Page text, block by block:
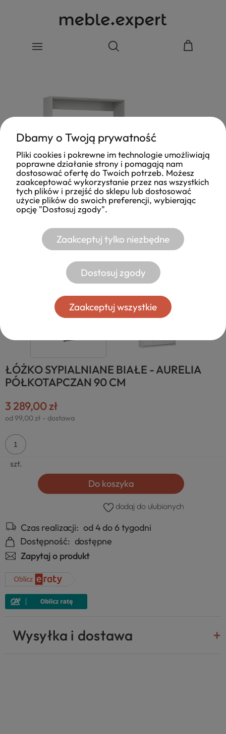
ŁÓŻKO SYPIALNIANE BIAŁE - AURELIA
PÓŁKOTAPCZAN 90 CM
3 289,00 zł
od 99,00 zł - dostawa
szt.
Do koszyka
dodaj do ulubionych
Czas realizacji: od 4 do 6 tygodni
Dostępność: dostępne
Zapytaj o produkt
Wysyłka i dostawa
Dbamy o Twoją prywatność
Pliki cookies i pokrewne im technologie umożliwiają
poprawne działanie strony i pomagają nam
dostosować ofertę do Twoich potrzeb. Możesz
zaakceptować wykorzystanie przez nas wszystkich
tych plików i przejść do sklepu lub dostosować
użycie plików do swoich preferencji, wybierając
opcję "Dostosuj zgody".
Zaakceptuj tylko niezbędne
Dostosuj zgody
Zaakceptuj wszystkie